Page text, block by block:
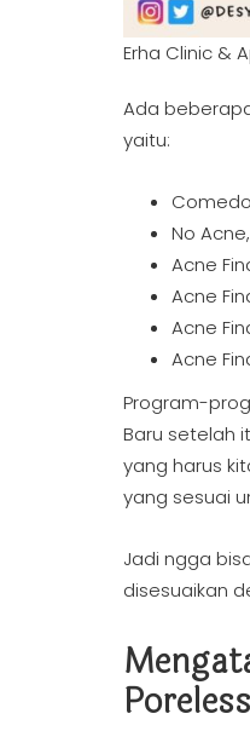
Erha Clinic &
Ada
yaitu:
No
Acne
Acne
Acne
Acne
Program-
Baru setelah
yang harus
yang sesuai
Jadi ngga
disesuaikan